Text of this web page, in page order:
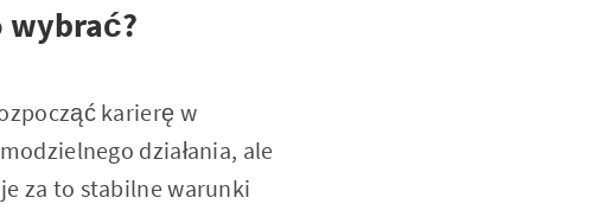
wybrać?
karierę w
działania, ale
za to stabilne warunki